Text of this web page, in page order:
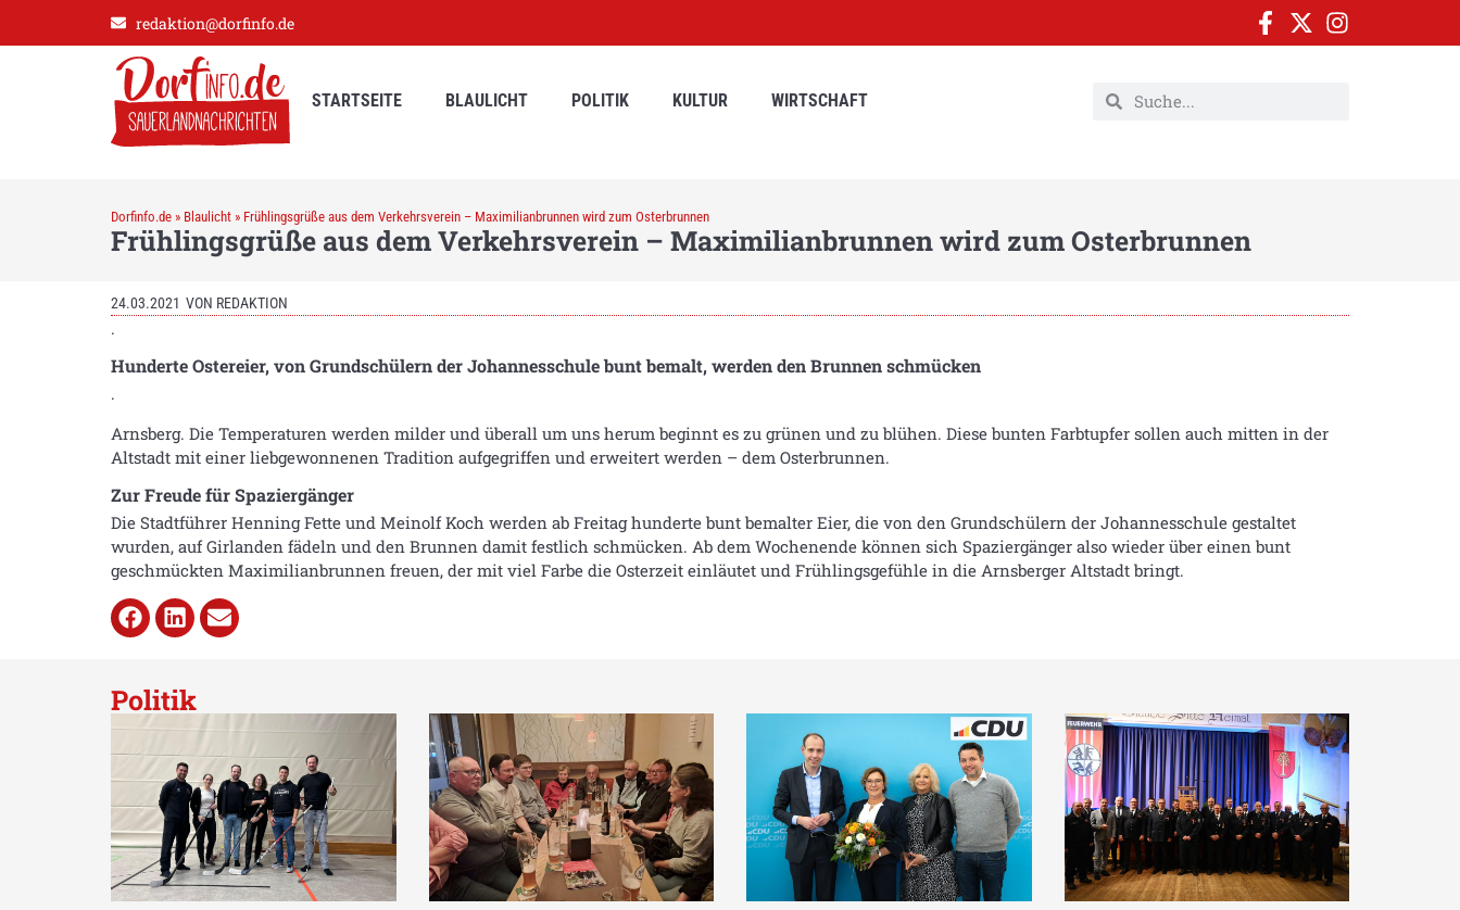
redaktion@dorfinfo.de
STARTSEITE BLAULICHT POLITIK KULTUR WIRTSCHAFT
Dorfinfo.de » Blaulicht » Frühlingsgrüße aus dem Verkehrsverein – Maximilianbrunnen wird zum Osterbrunnen
Frühlingsgrüße aus dem Verkehrsverein – Maximilianbrunnen wird zum Osterbrunnen
24.03.2021 VON REDAKTION
.
Hunderte Ostereier, von Grundschülern der Johannesschule bunt bemalt, werden den Brunnen schmücken
.
Arnsberg. Die Temperaturen werden milder und überall um uns herum beginnt es zu grünen und zu blühen. Diese bunten Farbtupfer sollen auch mitten in der
Altstadt mit einer liebgewonnenen Tradition aufgegriffen und erweitert werden – dem Osterbrunnen.
Zur Freude für Spaziergänger
Die Stadtführer Henning Fette und Meinolf Koch werden ab Freitag hunderte bunt bemalter Eier, die von den Grundschülern der Johannesschule gestaltet
wurden, auf Girlanden fädeln und den Brunnen damit festlich schmücken. Ab dem Wochenende können sich Spaziergänger also wieder über einen bunt
geschmückten Maximilianbrunnen freuen, der mit viel Farbe die Osterzeit einläutet und Frühlingsgefühle in die Arnsberger Altstadt bringt.
Politik